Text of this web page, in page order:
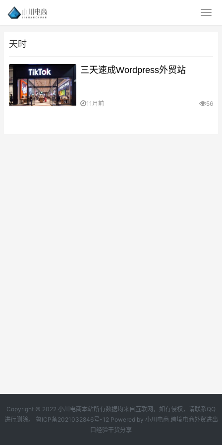
天时
三天速成Wordpress外贸站
11月前 56
Copyright © 2022 小川电商本站所有数据均来自互联网，如有侵权，请联系QQ
进行删除。 鲁ICP备2021032846号-12 Powered by 小川电商 跨境电商外贸进出
口经验干货分享